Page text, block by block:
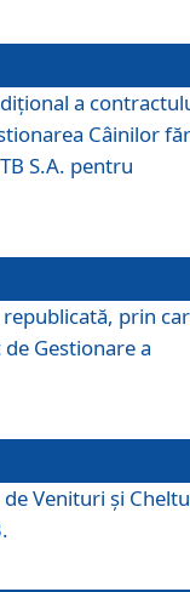
a
Câinilor
S.A. pentru
prin
Gestionare a
Venituri şi